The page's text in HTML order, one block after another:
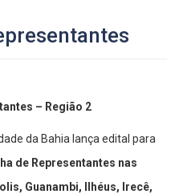
– Região 2
da Bahia lança edital para
de Representantes nas
Guanambi, Ilhéus, Irecê,